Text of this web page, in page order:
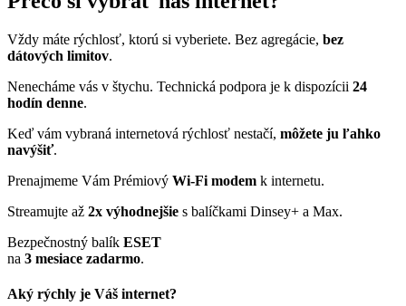
Vždy máte rýchlosť, ktorú si vyberiete. Bez agregácie, bez
dátových limitov.
Nenecháme vás v štychu. Technická podpora je k dispozícii 24
hodín denne.
Keď vám vybraná internetová rýchlosť nestačí, môžete ju ľahko
navýšiť.
Prenajmeme Vám Prémiový Wi-Fi modem k internetu.
Streamujte až 2x výhodnejšie s balíčkami Dinsey+ a Max.
Bezpečnostný balík ESET
na 3 mesiace zadarmo.
Aký rýchly je Váš internet?